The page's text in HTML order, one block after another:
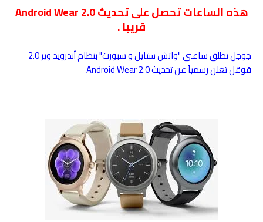
هذه الساعات تحصل على تحديث Android Wear 2.0
قريباً .
جوجل تطلق ساعتي "واتش ستايل و سبورت" بنظام أندرويد وير 2.0
قوقل تعلن رسمياً عن تحديث Android Wear 2.0